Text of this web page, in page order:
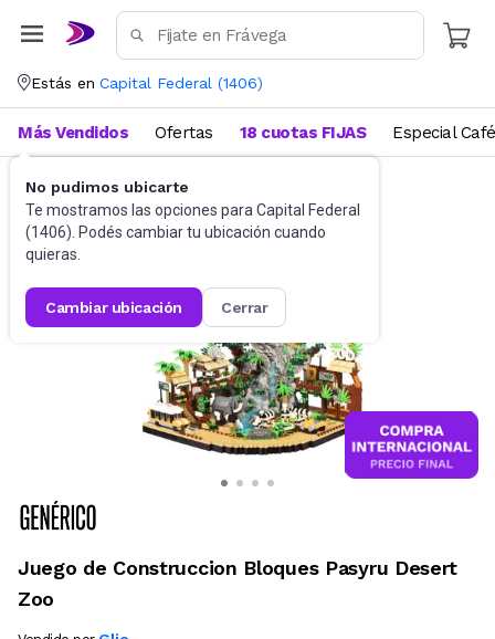
Estás en Capital Federal (1406)
No pudimos ubicarte
Te mostramos las opciones para Capital Federal
(1406). Podés cambiar tu ubicación cuando
quieras.
cambiar ubicación cerrar
Más Vendidos Ofertas 18 cuotas FIJAS Especial Café
Juguetes y Juegos
Juego de Construccion Bloques Pasyru Desert
Zoo